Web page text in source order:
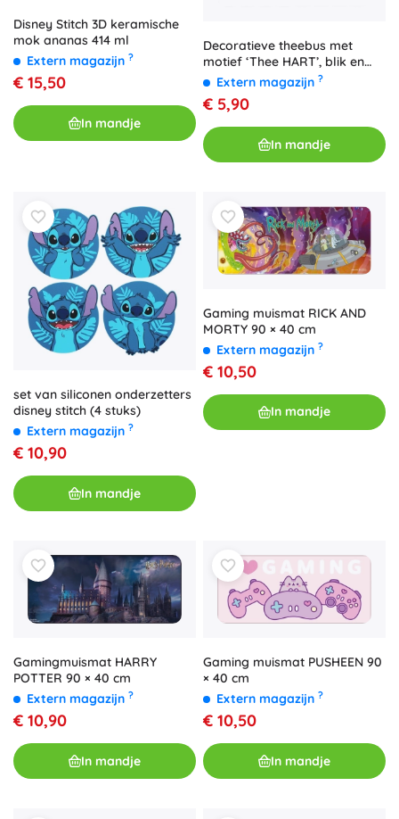
Disney Stitch 3D keramische
mok ananas 414 ml
Extern magazijn ?
€ 15,50
In mandje
Decoratieve theebus met
motief ‘Thee HART’, blik en
hout 14 cm
Extern magazijn ?
€ 5,90
In mandje
set van siliconen onderzetters
disney stitch (4 stuks)
Extern magazijn ?
€ 10,90
In mandje
Gaming muismat RICK AND
MORTY 90 × 40 cm
Extern magazijn ?
€ 10,50
In mandje
Gamingmuismat HARRY
POTTER 90 × 40 cm
Extern magazijn ?
€ 10,90
In mandje
Gaming muismat PUSHEEN 90
× 40 cm
Extern magazijn ?
€ 10,50
In mandje